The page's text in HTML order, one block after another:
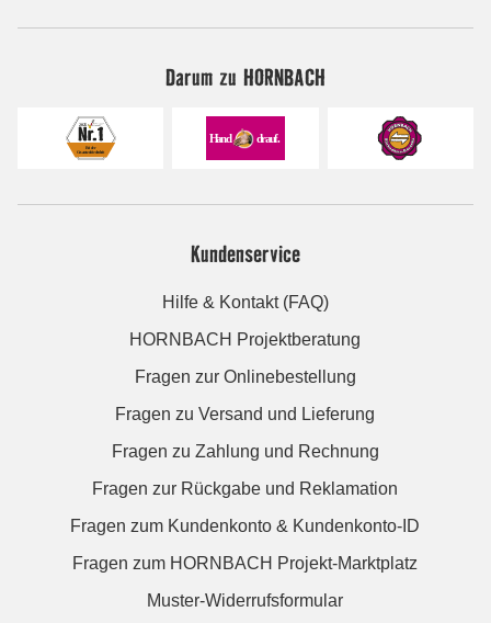
Darum zu HORNBACH
Kundenservice
Hilfe & Kontakt (FAQ)
HORNBACH Projektberatung
Fragen zur Onlinebestellung
Fragen zu Versand und Lieferung
Fragen zu Zahlung und Rechnung
Fragen zur Rückgabe und Reklamation
Fragen zum Kundenkonto & Kundenkonto-ID
Fragen zum HORNBACH Projekt-Marktplatz
Muster-Widerrufsformular